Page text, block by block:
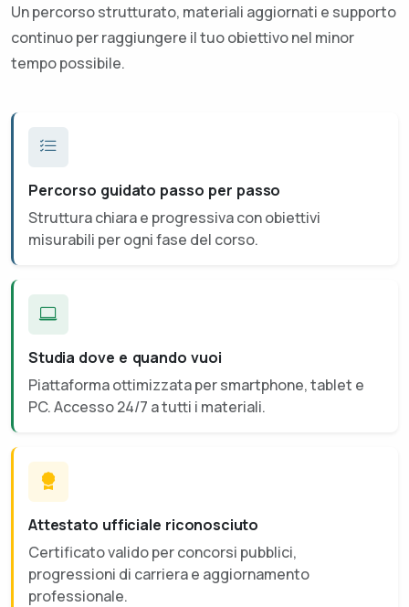
Un percorso strutturato, materiali aggiornati e supporto
continuo per raggiungere il tuo obiettivo nel minor
tempo possibile.
Percorso guidato passo per passo
Struttura chiara e progressiva con obiettivi
misurabili per ogni fase del corso.
Studia dove e quando vuoi
Piattaforma ottimizzata per smartphone, tablet e
PC. Accesso 24/7 a tutti i materiali.
Attestato ufficiale riconosciuto
Certificato valido per concorsi pubblici,
progressioni di carriera e aggiornamento
professionale.